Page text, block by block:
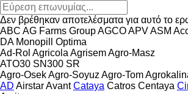
Δεν βρέθηκαν αποτελέσματα για αυτό το
ABC AG Farms GroupAGCOAPVASM
DA Monopill
Optima
Ad-Rol Agricola AgrisemAgro-Masz
ATO30 SN300 SR
Agro-OsekAgro-Soyuz Agro-Tom
AD AirstarAvant Cataya Catros Centaya